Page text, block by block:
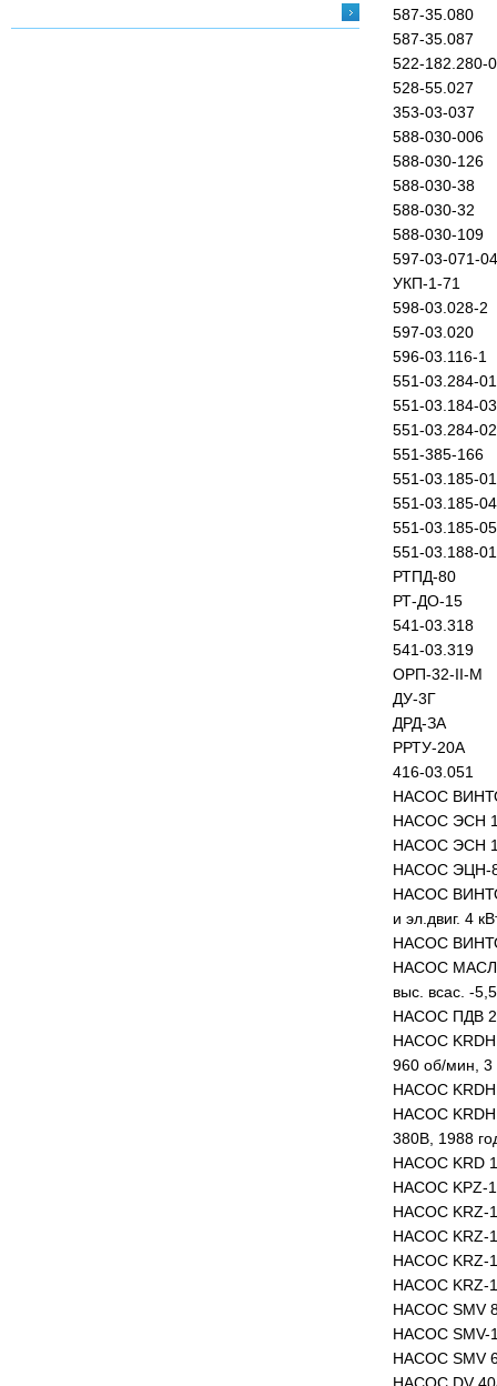
587-35.080
587-35.087
522-182.280-
528-55.027
353-03-037
588-030-006
588-030-126
588-030-38
588-030-32
588-030-109
597-03-071-04
УКП-1-71
598-03.028-2
597-03.020
596-03.116-1
551-03.284-01
551-03.184-03
551-03.284-02
551-385-166
551-03.185-01
551-03.185-04
551-03.185-05
551-03.188-01
РТПД-80
РТ-ДО-15
541-03.318
541-03.319
ОРП-32-II-М
ДУ-3Г
ДРД-ЗА
РРТУ-20А
416-03.051
НАСОС
НАСОС ЭСН
НАСОС ЭСН
НАСОС ЭЦН-
НАСОС
и эл.двиг. 4
НАСОС
НАСОС
выс. всас. -
НАСОС ПДВ
НАСОС KRDH
960 об/мин, 3
НАСОС KRDH
НАСОС KRDH
380В, 1988
НАСОС KRD
НАСОС KPZ-
НАСОС KRZ-
НАСОС KRZ-
НАСОС KRZ-
НАСОС KRZ-
НАСОС SMV
НАСОС SMV-
НАСОС SMV